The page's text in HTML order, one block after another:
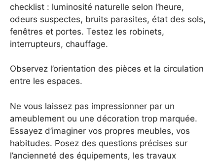
checklist : luminosité naturelle selon l’heure,
odeurs suspectes, bruits parasites, état des sols,
fenêtres et portes. Testez les robinets,
interrupteurs, chauffage.
Observez l’orientation des pièces et la circulation
entre les espaces.
Ne vous laissez pas impressionner par un
ameublement ou une décoration trop marquée.
Essayez d’imaginer vos propres meubles, vos
habitudes. Posez des questions précises sur
l’ancienneté des équipements, les travaux